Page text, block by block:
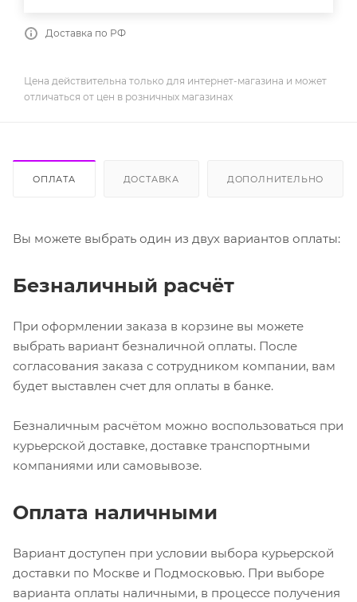
Доставка по РФ
Цена действительна только для интернет-магазина и может
отличаться от цен в розничных магазинах
ОПЛАТА ДОСТАВКА ДОПОЛНИТЕЛЬНО
Вы можете выбрать один из двух вариантов оплаты:
Безналичный расчёт
При оформлении заказа в корзине вы можете
выбрать вариант безналичной оплаты. После
согласования заказа с сотрудником компании, вам
будет выставлен счет для оплаты в банке.
Безналичным расчётом можно воспользоваться при
курьерской доставке, доставке транспортными
компаниями или самовывозе.
Оплата наличными
Вариант доступен при условии выбора курьерской
доставки по Москве и Подмосковью. При выборе
варианта оплаты наличными, в процессе получения